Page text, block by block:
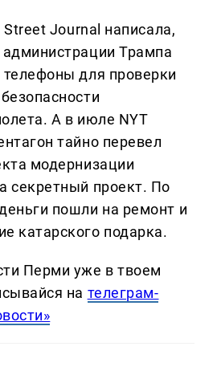
Journal написала,
администрации Трампа
телефоны для проверки
А в июле NYT
тайно перевел
модернизации
секретный проект. По
пошли на ремонт и
катарского подарка.
Перми уже в твоем
на телеграм-